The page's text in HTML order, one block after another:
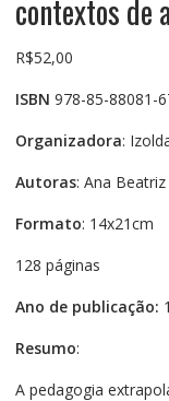
contextos de
R$52,00
ISBN 978-85-88081-
Organizadora:
Autoras: Ana
Formato: 14x21cm
128 páginas
Ano de publicação:
Resumo:
A pedagogia